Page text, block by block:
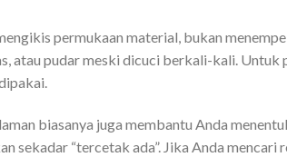
permukaan material, bukan
atau pudar meski dicuci berkali-kali.
biasanya juga membantu Anda
sekadar “tercetak ada”. Jika Anda